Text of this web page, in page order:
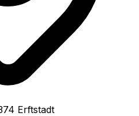
Erftstadt